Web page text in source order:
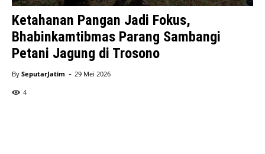
Ketahanan Pangan Jadi Fokus,
Bhabinkamtibmas Parang Sambangi
Petani Jagung di Trosono
By SeputarJatim - 29 Mei 2026
4